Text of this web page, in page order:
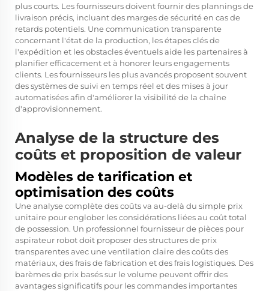
plus courts. Les fournisseurs doivent fournir des plannings de
livraison précis, incluant des marges de sécurité en cas de
retards potentiels. Une communication transparente
concernant l'état de la production, les étapes clés de
l'expédition et les obstacles éventuels aide les partenaires à
planifier efficacement et à honorer leurs engagements
clients. Les fournisseurs les plus avancés proposent souvent
des systèmes de suivi en temps réel et des mises à jour
automatisées afin d'améliorer la visibilité de la chaîne
d'approvisionnement.
Analyse de la structure des
coûts et proposition de valeur
Modèles de tarification et
optimisation des coûts
Une analyse complète des coûts va au-delà du simple prix
unitaire pour englober les considérations liées au coût total
de possession. Un professionnel fournisseur de pièces pour
aspirateur robotdoit proposer des structures de prix
transparentes avec une ventilation claire des coûts des
matériaux, des frais de fabrication et des frais logistiques. Des
barèmes de prix basés sur le volume peuvent offrir des
avantages significatifs pour les commandes importantes